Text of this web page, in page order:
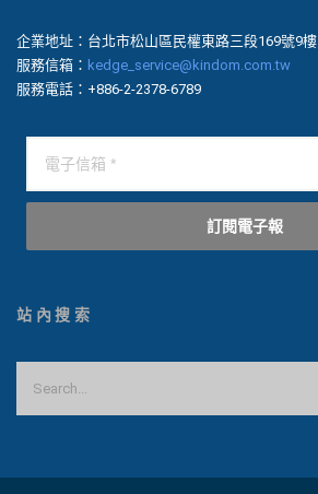
企業地址：台北市松山區民權東路三段169號9樓
服務信箱： kedge_service@kindom.com.tw
服務電話：+886-2-2378-6789
訂閱電子報
站內搜索